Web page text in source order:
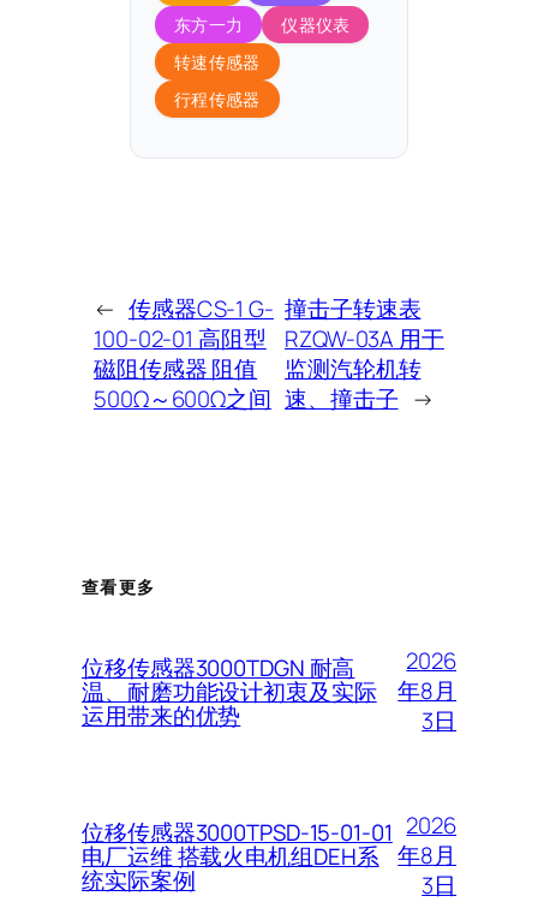
东方一力
仪器仪表
转速传感器
行程传感器
← 传感器CS-1 G-
100-02-01 高阻型
磁阻传感器 阻值
500Ω～600Ω之间
撞击子转速表
RZQW-03A 用于
监测汽轮机转
速、撞击子 →
查看更多
位移传感器3000TDGN 耐高
温、耐磨功能设计初衷及实际
运用带来的优势
2026
年8月
3日
位移传感器3000TPSD-15-01-01
电厂运维 搭载火电机组DEH系
统实际案例
2026
年8月
3日